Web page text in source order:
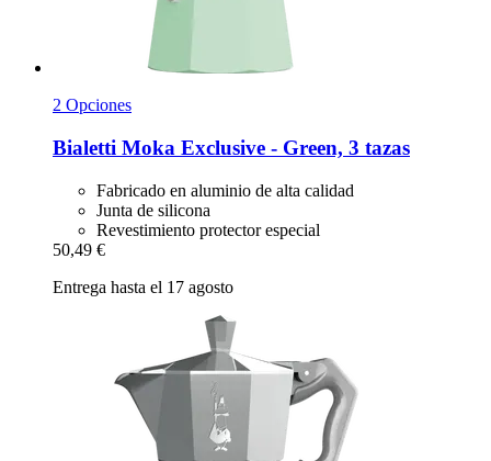
2 Opciones
Bialetti Moka Exclusive -​ Green, 3 tazas
Fabricado en aluminio de alta calidad
Junta de silicona
Revestimiento protector especial
50,49 €
Entrega hasta el 17 agosto